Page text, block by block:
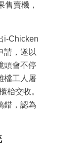
售賣機，
i-Chicken
請，遂以
頭會不停
檔工人屠
枱交收。
錯，認為